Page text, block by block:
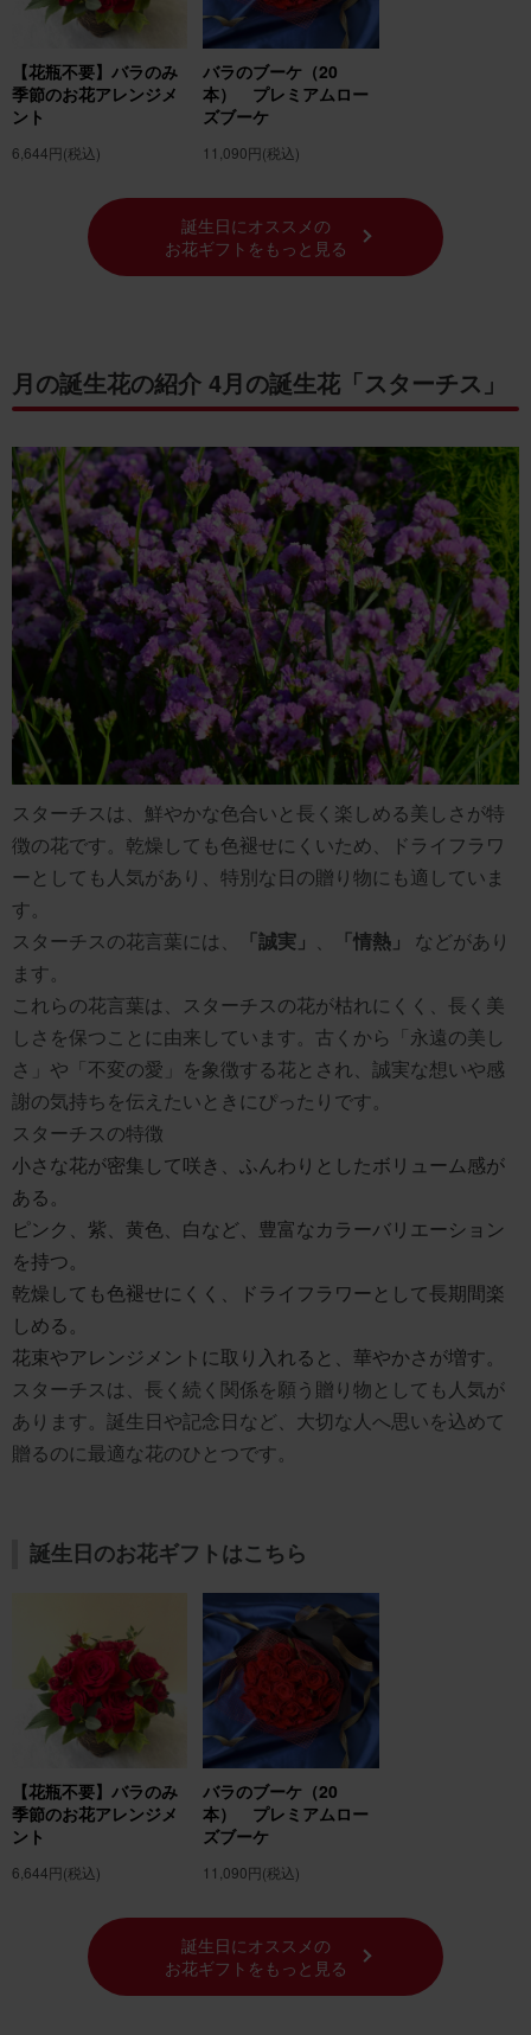
【花瓶不要】バラのみ
季節のお花アレンジメ
ント
6,644円(税込)
バラのブーケ（20
本） プレミアムロー
ズブーケ
11,090円(税込)
誕生日にオススメの
お花ギフトをもっと見る
月の誕生花の紹介 4月の誕生花「スターチス」
スターチスは、鮮やかな色合いと長く楽しめる美しさが特
徴の花です。乾燥しても色褪せにくいため、ドライフラワ
ーとしても人気があり、特別な日の贈り物にも適していま
す。
スターチスの花言葉には、
「誠実」 、 「情熱」
などがあり
ます。
これらの花言葉は、スターチスの花が枯れにくく、長く美
しさを保つことに由来しています。古くから「永遠の美し
さ」や「不変の愛」を象徴する花とされ、誠実な想いや感
謝の気持ちを伝えたいときにぴったりです。
スターチスの特徴
小さな花が密集して咲き、ふんわりとしたボリューム感が
ある。
ピンク、紫、黄色、白など、豊富なカラーバリエーション
を持つ。
乾燥しても色褪せにくく、ドライフラワーとして長期間楽
しめる。
花束やアレンジメントに取り入れると、華やかさが増す。
スターチスは、長く続く関係を願う贈り物としても人気が
あります。誕生日や記念日など、大切な人へ思いを込めて
贈るのに最適な花のひとつです。
誕生日のお花ギフトはこちら
【花瓶不要】バラのみ
季節のお花アレンジメ
ント
6,644円(税込)
バラのブーケ（20
本） プレミアムロー
ズブーケ
11,090円(税込)
誕生日にオススメの
お花ギフトをもっと見る